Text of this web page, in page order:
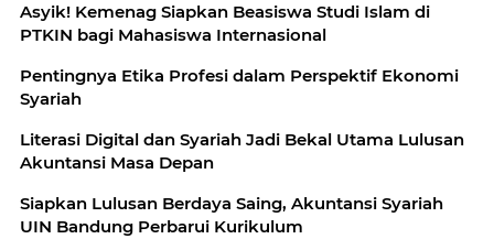
Asyik! Kemenag Siapkan Beasiswa Studi Islam di
PTKIN bagi Mahasiswa Internasional
Pentingnya Etika Profesi dalam Perspektif Ekonomi
Syariah
Literasi Digital dan Syariah Jadi Bekal Utama Lulusan
Akuntansi Masa Depan
Siapkan Lulusan Berdaya Saing, Akuntansi Syariah
UIN Bandung Perbarui Kurikulum